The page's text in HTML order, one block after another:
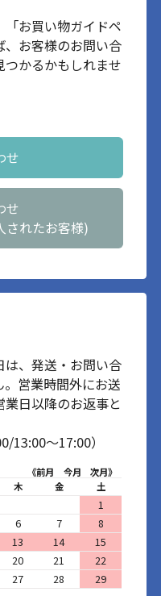
お買い物ガイドペ
、お客様のお問い合
かるかもしれませ
せ
せ
されたお客様)
、発送・お問い合
営業時間外にお送
日以降のお返事と
13:00～17:00）
《前月 今月
次月》
木 金 土
1
6 7
8
13 14
15
20 21
22
27 28
29